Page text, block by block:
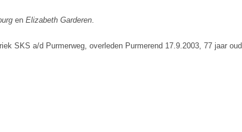
en Elizabeth Garderen.
SKS a/d Purmerweg, overleden Purmerend 17.9.2003, 77 jaar